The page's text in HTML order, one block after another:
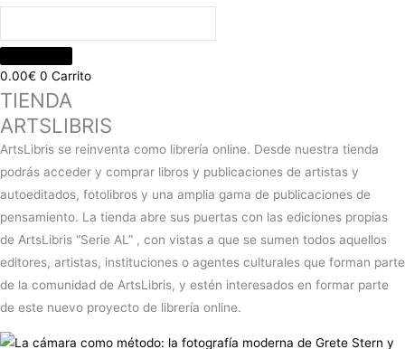
0.00€ 0 Carrito
TIENDA
ARTSLIBRIS
ArtsLibris se reinventa como librería online. Desde nuestra tienda
podrás acceder y comprar libros y publicaciones de artistas y
autoeditados, fotolibros y una amplia gama de publicaciones de
pensamiento. La tienda abre sus puertas con las ediciones propias
de ArtsLibris “Serie AL” , con vistas a que se sumen todos aquellos
editores, artistas, instituciones o agentes culturales que forman parte
de la comunidad de ArtsLibris, y estén interesados en formar parte
de este nuevo proyecto de librería online.